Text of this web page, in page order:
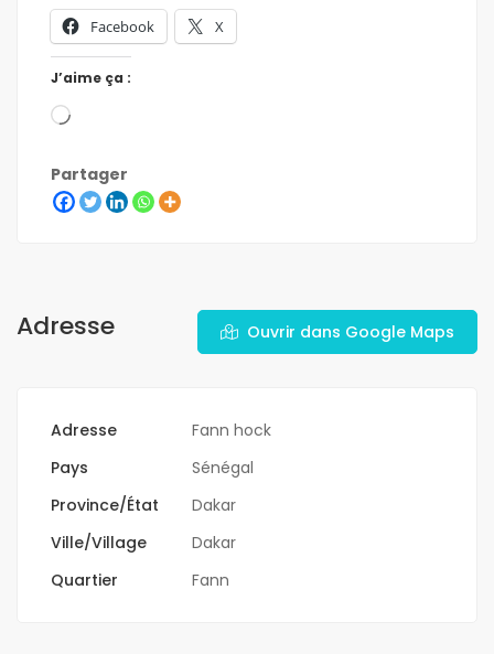
Facebook X
J’aime ça :
Partager
Adresse Ouvrir dans Google Maps
Adresse
Fann hock
Pays
Sénégal
Province/État
Dakar
Ville/Village
Dakar
Quartier
Fann